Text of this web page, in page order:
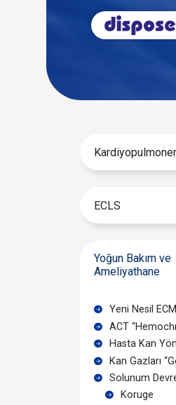
Kardiyopulmoner
ECLS
Yoğun Bakım ve
Ameliyathane
Yeni Nesil
ACT
Hasta Kan
Kan Gazları
Solunum
Koruge